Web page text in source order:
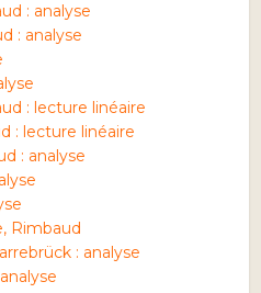
: analyse
: analyse
: lecture linéaire
: lecture linéaire
: analyse
Rimbaud
: analyse